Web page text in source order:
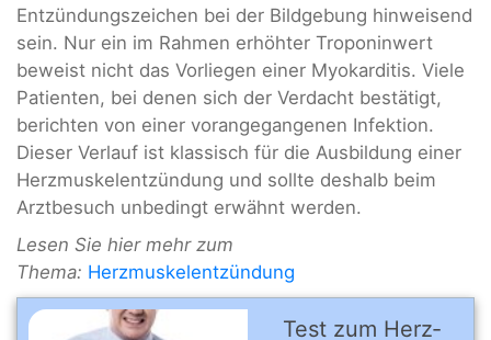
Entzündungszeichen bei der Bildgebung hinweisend
sein. Nur ein im Rahmen erhöhter Troponinwert
beweist nicht das Vorliegen einer Myokarditis. Viele
Patienten, bei denen sich der Verdacht bestätigt,
berichten von einer vorangegangenen Infektion.
Dieser Verlauf ist klassisch für die Ausbildung einer
Herzmuskelentzündung und sollte deshalb beim
Arztbesuch unbedingt erwähnt werden.
Lesen Sie hier mehr zum
Thema: Herzmuskelentzündung
Test zum Herz­